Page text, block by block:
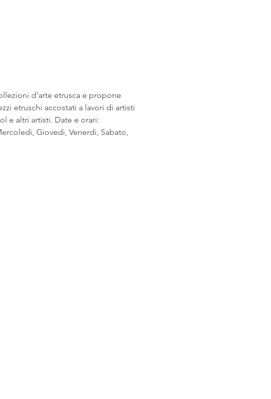
d’arte etrusca e propone
etruschi accostati a lavori di artisti
e altri artisti. Date e orari:
Giovedì, Venerdì, Sabato,